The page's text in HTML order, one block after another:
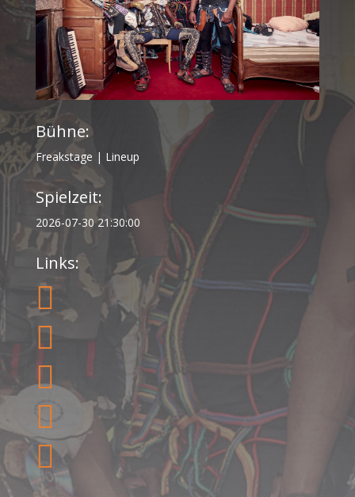
Bühne:
Freakstage | Lineup
Spielzeit:
2026-07-30 21:30:00
Links:




